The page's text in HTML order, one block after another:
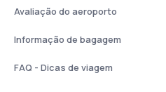
Avaliação do aeroporto
Informação de bagagem
FAQ - Dicas de viagem